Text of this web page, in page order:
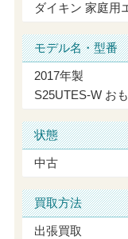
ダイキン 家庭用
モデル名・型番
2017年製
S25UTES-W お
状態
中古
買取方法
出張買取